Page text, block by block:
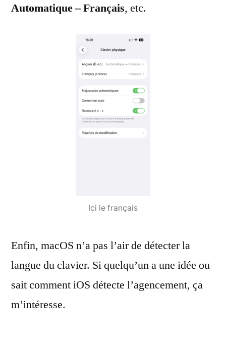
Automatique – Français, etc.
Ici le français
Enfin, macOS n’a pas l’air de détecter la
langue du clavier. Si quelqu’un a une idée ou
sait comment iOS détecte l’agencement, ça
m’intéresse.